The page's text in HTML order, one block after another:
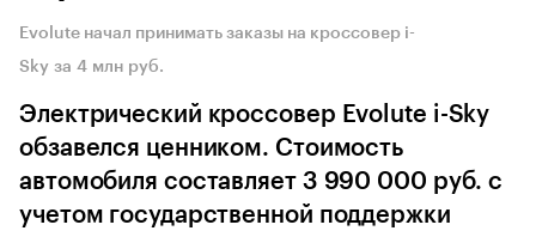
Evolute начал принимать заказы на кроссовер i-
Sky за 4 млн руб.
Электрический кроссовер Evolute i-Sky
обзавелся ценником. Стоимость
автомобиля составляет 3 990 000 руб. с
учетом государственной поддержки